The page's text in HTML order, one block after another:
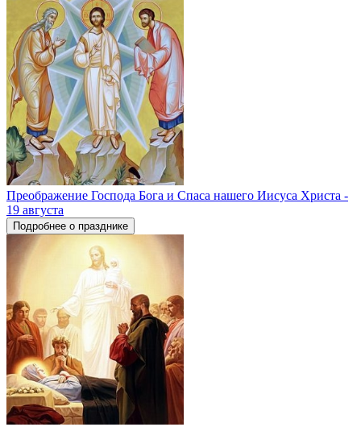
Преображение Господа Бога и Спаса нашего Иисуса Христа -
19 августа
Подробнее о празднике